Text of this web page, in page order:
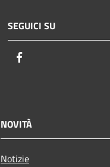
SEGUICI SU
NOVITÀ
Notizie